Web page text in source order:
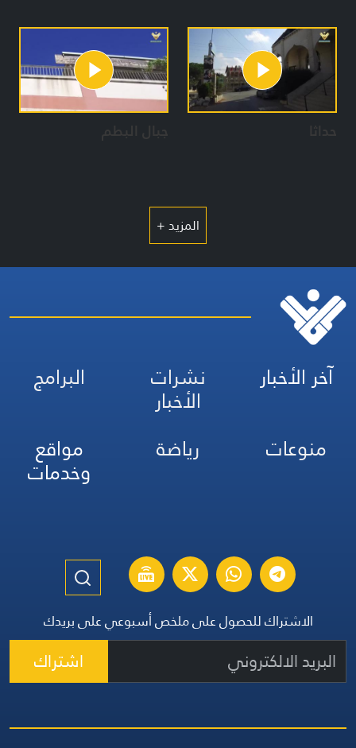
حداثا جبال البطم
المزيد +
آخر الأخبار نشرات
الأخبار
البرامج
منوعات
رياضة مواقع
وخدمات
الاشتراك للحصول على ملخص أسبوعي على بريدك
اشتراك